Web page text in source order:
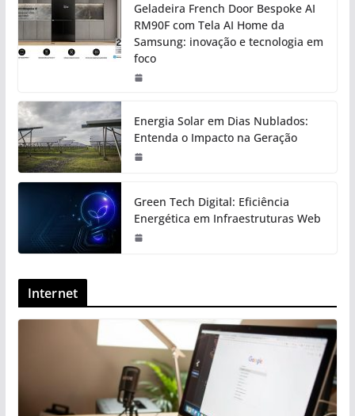
Geladeira French Door Bespoke AI
RM90F com Tela AI Home da
Samsung: inovação e tecnologia em
foco
Energia Solar em Dias Nublados:
Entenda o Impacto na Geração
Green Tech Digital: Eficiência
Energética em Infraestruturas Web
Internet